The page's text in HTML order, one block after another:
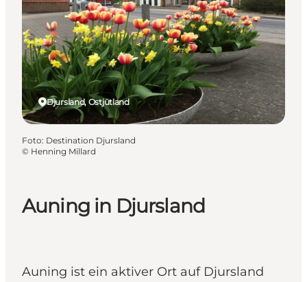
Erlebnisse
Unterkünfte
Reiseplanung
Auning in Djursland
Auning ist ein aktiver Ort auf Djursland
Djursland, Ostjütland
Foto: Destination Djursland
© Henning Millard